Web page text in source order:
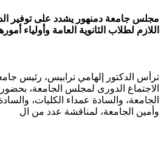
مجلس جامعة دمنهور يشدد على توفير
اللازم لطلاب الثانوية العامة وأولياء
ترأس الدكتور إلهامي ترابيس، رئيس
الاجتماع الدورى لمجلس الجامعة،
الجامعة، والسادة عمداء الكليات،
وأمين الجامعة، لمناقشة عدد من ال